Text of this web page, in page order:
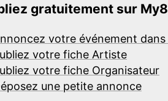
gratuitement sur
votre événement
votre fiche Artiste
votre fiche Organisateur
une petite annonce